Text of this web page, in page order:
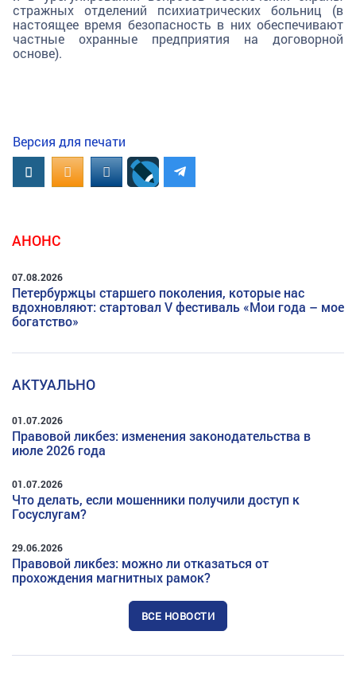
стражных отделений психиатрических больниц (в
настоящее время безопасность в них обеспечивают
частные охранные предприятия на договорной
основе).
Версия для печати
ВконтактеOK.RUMAIL.RU
АНОНС
07.08.2026
Петербуржцы старшего поколения, которые нас
вдохновляют: стартовал V фестиваль «Мои года – мое
богатство»
АКТУАЛЬНО
01.07.2026
Правовой ликбез: изменения законодательства в
июле 2026 года
01.07.2026
Что делать, если мошенники получили доступ к
Госуслугам?
29.06.2026
Правовой ликбез: можно ли отказаться от
прохождения магнитных рамок?
ВСЕ НОВОСТИ